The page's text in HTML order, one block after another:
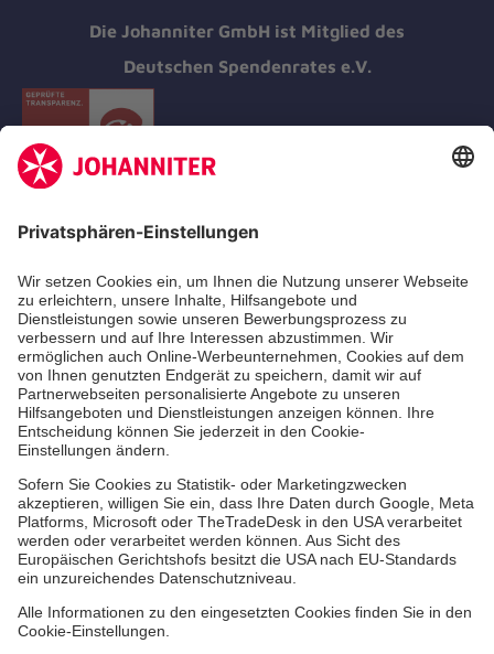
Die Johanniter GmbH ist Mitglied des
Deutschen Spendenrates e.V.
Medizin & Pflege
Zentren
Patienten
Hinweisgebersystem
Online-Termin